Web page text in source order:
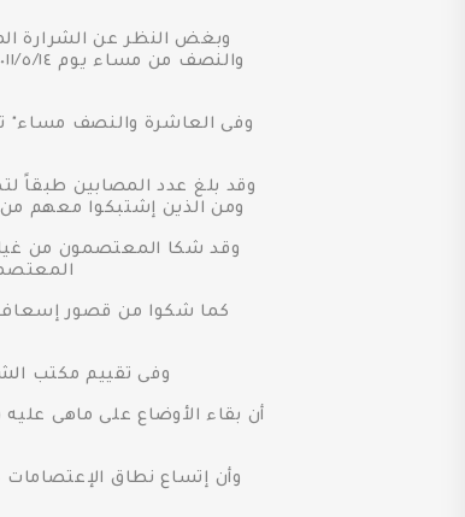
وبغض النظر عن الشرارة
وفى العاشرة والنصف مساء"
ومن الذين إشتبكوا معهم من
وقد شكا المعتصمون من
كما شكوا من قصور إسعاف
وفى تقييم مكتب
أن بقاء الأوضاع على ماهى
وأن إتساع نطاق